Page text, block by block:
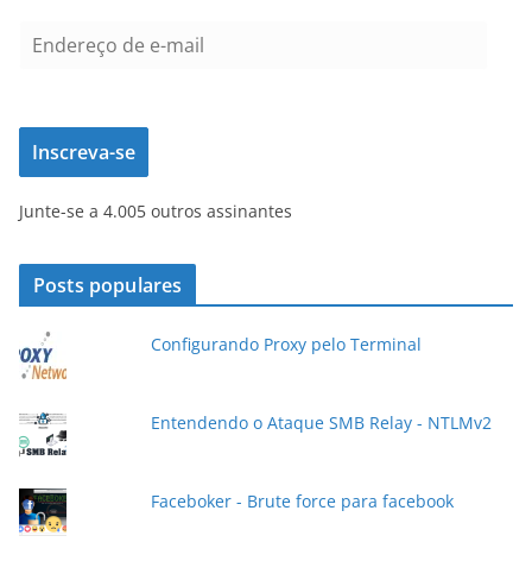
e
e
ç
d
e
-
a
i
Inscreva-se
Junte-se a 4.005 outros assinantes
Posts populares
Configurando Proxy pelo Terminal
Entendendo o Ataque SMB Relay - NTLMv2
Faceboker - Brute force para facebook